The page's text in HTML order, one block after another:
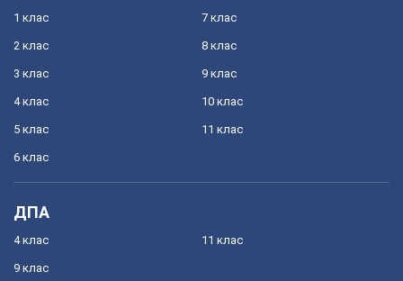
1 клас
2 клас
3 клас
4 клас
5 клас
6 клас
7 клас
8 клас
9 клас
10 клас
11 клас
ДПА
4 клас
9 клас
11 клас